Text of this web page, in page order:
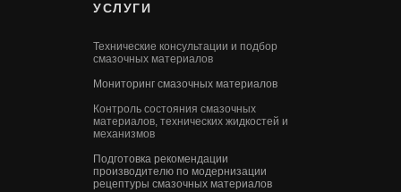
УСЛУГИ
Технические консультации и подбор
смазочных материалов
Мониторинг смазочных материалов
Контроль состояния смазочных
материалов, технических жидкостей и
механизмов
Подготовка рекомендации
производителю по модернизации
рецептуры смазочных материалов